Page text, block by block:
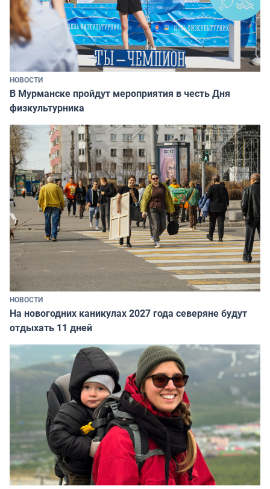
НОВОСТИ
В Мурманске пройдут мероприятия в честь Дня
физкультурника
НОВОСТИ
На новогодних каникулах 2027 года северяне будут
отдыхать 11 дней